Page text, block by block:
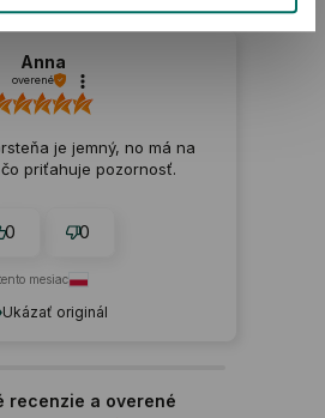
recenzie?
Ukázať originál
Anna
overené
je jemný, no má na
priťahuje pozornosť.
0 0
mesiac
recenzie a overené